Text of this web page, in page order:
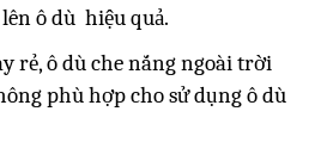
ô dù hiệu quả.
rẻ, ô dù che nắng ngoài trời
phù hợp cho sử dụng ô dù